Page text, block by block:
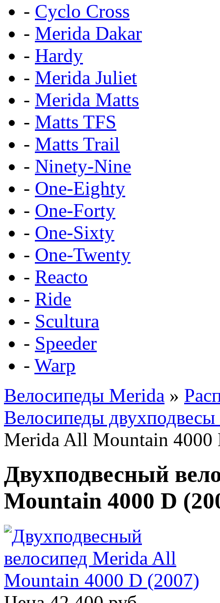
- Cyclo Cross
- Merida Dakar
- Hardy
- Merida Juliet
- Merida Matts
- Matts TFS
- Matts Trail
- Ninety-Nine
- One-Eighty
- One-Forty
- One-Sixty
- One-Twenty
- Reacto
- Ride
- Scultura
- Speeder
- Warp
Велосипеды Merida »
Велосипеды
Merida All Mountain 4000
Двухподвесный
Mountain 4000 D